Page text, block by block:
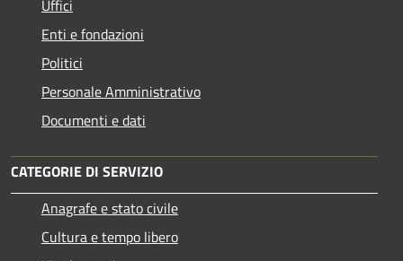
Uffici
Enti e fondazioni
Politici
Personale Amministrativo
Documenti e dati
CATEGORIE DI SERVIZIO
Anagrafe e stato civile
Cultura e tempo libero